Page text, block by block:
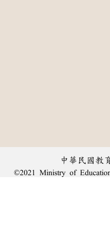
中華民國教
©2021 Ministry of